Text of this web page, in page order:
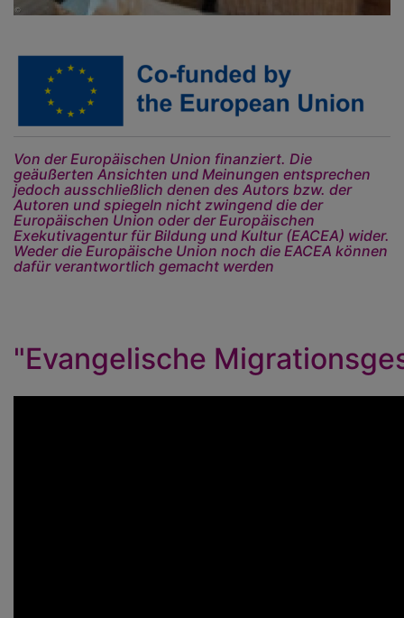
Von der Europäischen Union finanziert. Die
geäußerten Ansichten und Meinungen entsprechen
jedoch ausschließlich denen des Autors bzw. der
Autoren und spiegeln nicht zwingend die der
Europäischen Union oder der Europäischen
Exekutivagentur für Bildung und Kultur (EACEA) wider.
Weder die Europäische Union noch die EACEA können
dafür verantwortlich gemacht werden
"Evangelische